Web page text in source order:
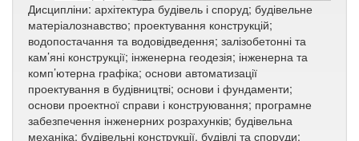
Дисципліни: архітектура будівель і споруд; будівельне
матеріалознавство; проектування конструкцій;
водопостачання та водовідведення; залізобетонні та
кам’яні конструкції; інженерна геодезія; інженерна та
комп’ютерна графіка; основи автоматизації
проектування в будівництві; основи і фундаменти;
основи проектної справи і конструювання; програмне
забезпечення інженерних розрахунків; будівельна
механіка; будівельні конструкції, будівлі та споруди;